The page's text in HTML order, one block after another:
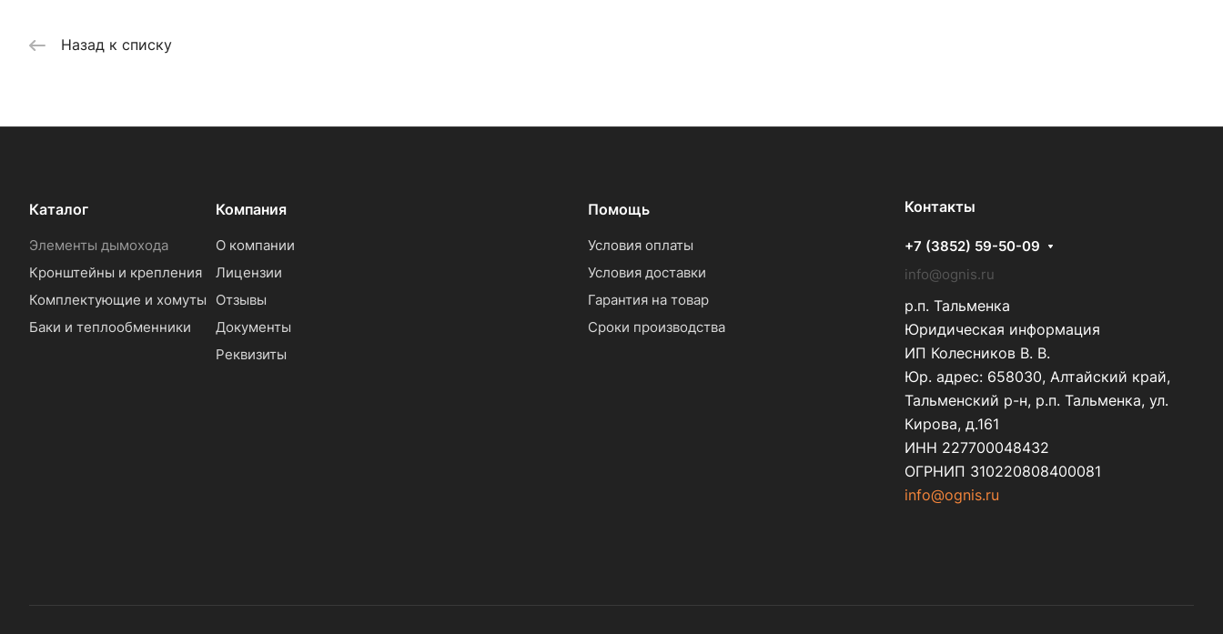
Назад к списку
Каталог
Элементы дымохода
Кронштейны и крепления
Комплектующие и хомуты
Баки и теплообменники
Компания
О компании
Лицензии
Отзывы
Документы
Реквизиты
Помощь
Условия оплаты
Условия доставки
Гарантия на товар
Сроки производства
Контакты
+7 (3852) 59-50-09
info@ognis.ru
р.п. Тальменка
Юридическая информация
ИП Колесников В. В.
Юр. адрес: 658030, Алтайский край,
Тальменский р-н, р.п. Тальменка, ул.
Кирова, д.161
ИНН 227700048432
ОГРНИП 310220808400081
info@ognis.ru